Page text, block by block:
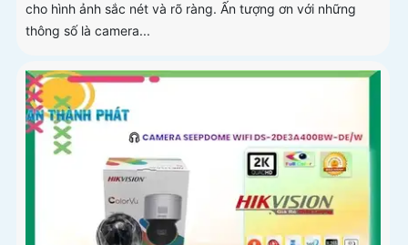
cho hình ảnh sắc nét và rõ ràng. Ấn tượng ơn với những
thông số là camera...